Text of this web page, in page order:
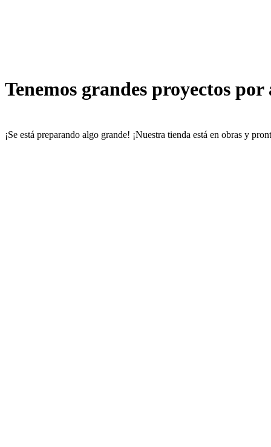
Tenemos grandes proyectos
¡Se está preparando algo grande! ¡Nuestra tienda está en obras y